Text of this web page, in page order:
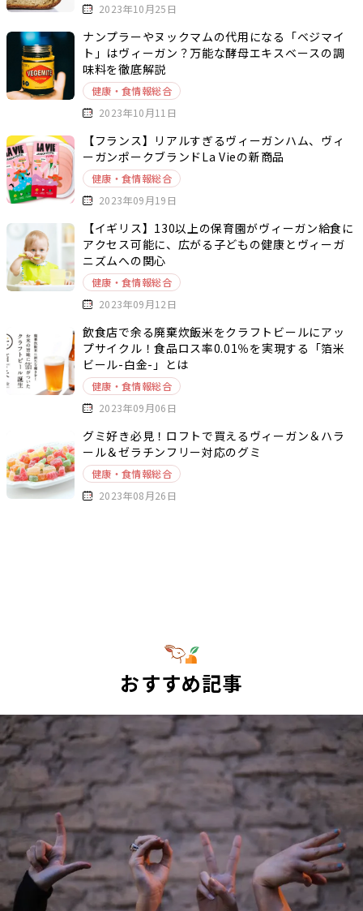
2023年10月25日
ナンプラーやヌックマムの代用になる「ベジマイ
ト」はヴィーガン？万能な酵母エキスベースの調
味料を徹底解説
健康・食情報総合
2023年10月11日
【フランス】リアルすぎるヴィーガンハム、ヴィ
ーガンポークブランドLa Vieの新商品
健康・食情報総合
2023年09月19日
【イギリス】130以上の保育園がヴィーガン給食に
アクセス可能に、広がる子どもの健康とヴィーガ
ニズムへの関心
健康・食情報総合
2023年09月12日
飲食店で余る廃棄炊飯米をクラフトビールにアッ
プサイクル！食品ロス率0.01％を実現する「箔米
ビール-白金-」とは
健康・食情報総合
2023年09月06日
グミ好き必見！ロフトで買えるヴィーガン＆ハラ
ール＆ゼラチンフリー対応のグミ
健康・食情報総合
2023年08月26日
おすすめ記事